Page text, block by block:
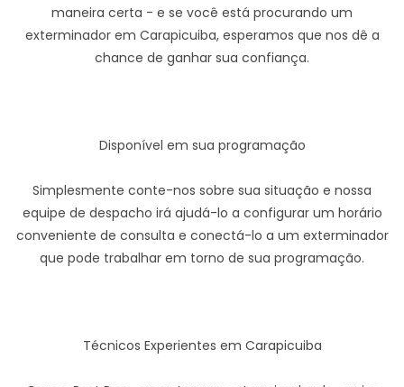
maneira certa - e se você está procurando um
exterminador em Carapicuiba, esperamos que nos dê a
chance de ganhar sua confiança.
Disponível em sua programação
Simplesmente conte-nos sobre sua situação e nossa
equipe de despacho irá ajudá-lo a configurar um horário
conveniente de consulta e conectá-lo a um exterminador
que pode trabalhar em torno de sua programação.
Técnicos Experientes em Carapicuiba